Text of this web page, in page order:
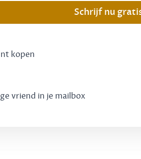
Schrijf nu
kopen
vriend in je mailbox